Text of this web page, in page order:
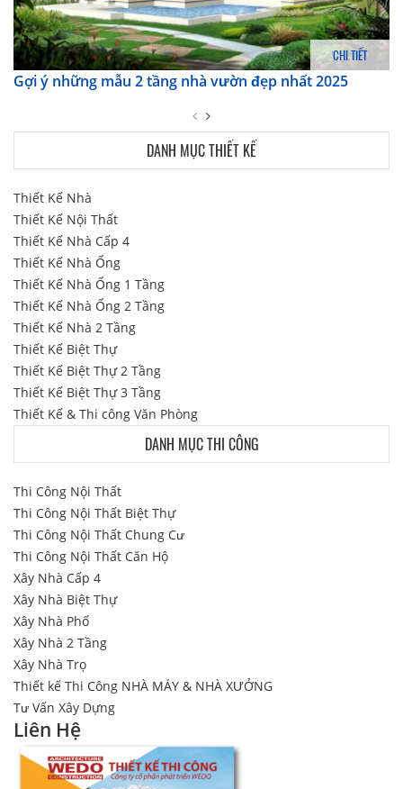
CHI TIẾT
Gợi ý những mẫu 2 tầng nhà vườn đẹp nhất 2025
DANH MỤC THIẾT KẾ
Thiết Kế Nhà
Thiết Kế Nội Thất
Thiết Kế Nhà Cấp 4
Thiết Kế Nhà Ống
Thiết Kế Nhà Ống 1 Tầng
Thiết Kế Nhà Ống 2 Tầng
Thiết Kế Nhà 2 Tầng
Thiết Kế Biệt Thự
Thiết Kế Biệt Thự 2 Tầng
Thiết Kế Biệt Thự 3 Tầng
Thiết Kế & Thi công Văn Phòng
DANH MỤC THI CÔNG
Thi Công Nội Thất
Thi Công Nội Thất Biệt Thự
Thi Công Nội Thất Chung Cư
Thi Công Nội Thất Căn Hộ
Xây Nhà Cấp 4
Xây Nhà Biệt Thự
Xây Nhà Phố
Xây Nhà 2 Tầng
Xây Nhà Trọ
Thiết kế Thi Công NHÀ MÁY & NHÀ XƯỞNG
Tư Vấn Xây Dựng
Liên Hệ